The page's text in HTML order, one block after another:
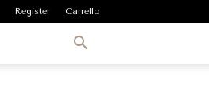
Register Carrello